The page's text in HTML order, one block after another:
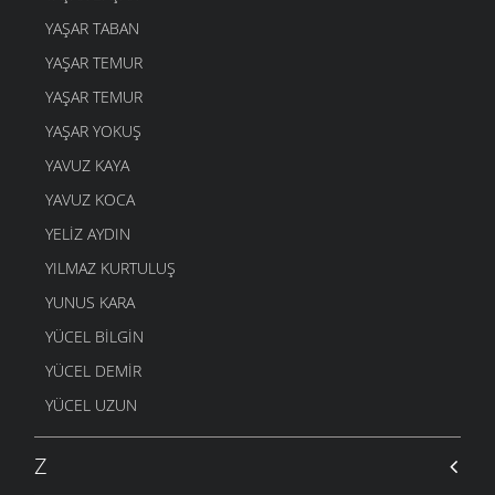
4 MART 2006
ŞAVŞETLİNIN GELENEGİ
DUDAK
4 MART 2006
GEL ÖĞRETMENE
4 MART 2006
YANDIM
4 MART 2006
Mİ Kİ
4 MART 2006
O ZAMAN BUYUR
4 MART 2006
4 MART 2006
YAŞAR TABAN
YAŞAR TEMUR
YAŞAR TEMUR
YAŞAR YOKUŞ
YAVUZ KAYA
YAVUZ KOCA
YELIZ AYDIN
YILMAZ KURTULUŞ
YUNUS KARA
YÜCEL BILGIN
YÜCEL DEMIR
YÜCEL UZUN
Z